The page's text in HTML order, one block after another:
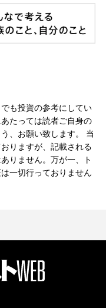
も投資の参考にしてい
たっては読者ご自身の
、お願い致します。 当
りますが、記載される
りません。万が一、ト
一切行っておりません